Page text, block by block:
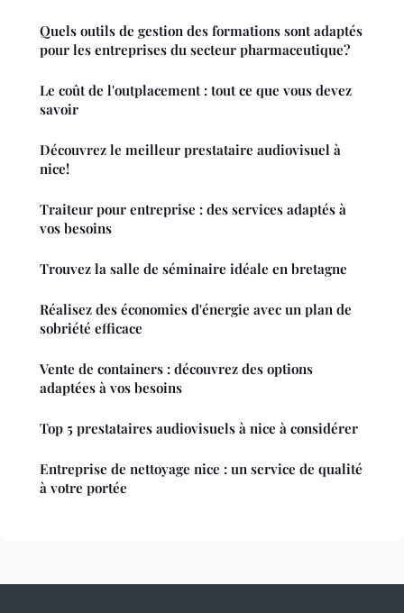
Quels outils de gestion des formations sont adaptés
pour les entreprises du secteur pharmaceutique?
Le coût de l'outplacement : tout ce que vous devez
savoir
Découvrez le meilleur prestataire audiovisuel à
nice!
Traiteur pour entreprise : des services adaptés à
vos besoins
Trouvez la salle de séminaire idéale en bretagne
Réalisez des économies d'énergie avec un plan de
sobriété efficace
Vente de containers : découvrez des options
adaptées à vos besoins
Top 5 prestataires audiovisuels à nice à considérer
Entreprise de nettoyage nice : un service de qualité
à votre portée